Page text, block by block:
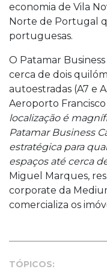
economia de Vila
Norte de Portugal
portuguesas.
O Patamar
cerca de dois
autoestradas (A7 e
Aeroporto Francisco
localização é
Patamar Business
estratégica para
espaços até cerca
Miguel Marques,
corporate da
comercializa os
TÓPICOS: